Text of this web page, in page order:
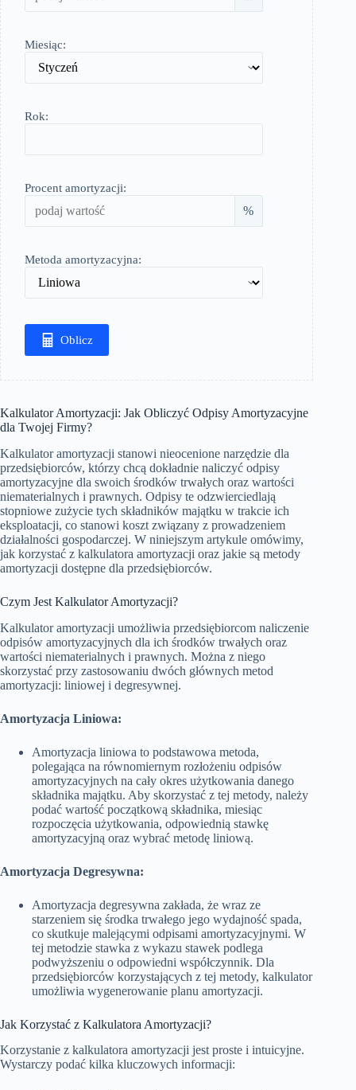
Miesiąc:
Rok:
Procent amortyzacji:
%
Metoda amortyzacyjna:
Oblicz
Kalkulator Amortyzacji: Jak Obliczyć Odpisy Amortyzacyjne
dla Twojej Firmy?
Kalkulator amortyzacji stanowi nieocenione narzędzie dla
przedsiębiorców, którzy chcą dokładnie naliczyć odpisy
amortyzacyjne dla swoich środków trwałych oraz wartości
niematerialnych i prawnych. Odpisy te odzwierciedlają
stopniowe zużycie tych składników majątku w trakcie ich
eksploatacji, co stanowi koszt związany z prowadzeniem
działalności gospodarczej. W niniejszym artykule omówimy,
jak korzystać z kalkulatora amortyzacji oraz jakie są metody
amortyzacji dostępne dla przedsiębiorców.
Czym Jest Kalkulator Amortyzacji?
Kalkulator amortyzacji umożliwia przedsiębiorcom naliczenie
odpisów amortyzacyjnych dla ich środków trwałych oraz
wartości niematerialnych i prawnych. Można z niego
skorzystać przy zastosowaniu dwóch głównych metod
amortyzacji: liniowej i degresywnej.
Amortyzacja Liniowa:
Amortyzacja liniowa to podstawowa metoda,
polegająca na równomiernym rozłożeniu odpisów
amortyzacyjnych na cały okres użytkowania danego
składnika majątku. Aby skorzystać z tej metody, należy
podać wartość początkową składnika, miesiąc
rozpoczęcia użytkowania, odpowiednią stawkę
amortyzacyjną oraz wybrać metodę liniową.
Amortyzacja Degresywna:
Amortyzacja degresywna zakłada, że wraz ze
starzeniem się środka trwałego jego wydajność spada,
co skutkuje malejącymi odpisami amortyzacyjnymi. W
tej metodzie stawka z wykazu stawek podlega
podwyższeniu o odpowiedni współczynnik. Dla
przedsiębiorców korzystających z tej metody, kalkulator
umożliwia wygenerowanie planu amortyzacji.
Jak Korzystać z Kalkulatora Amortyzacji?
Korzystanie z kalkulatora amortyzacji jest proste i intuicyjne.
Wystarczy podać kilka kluczowych informacji: